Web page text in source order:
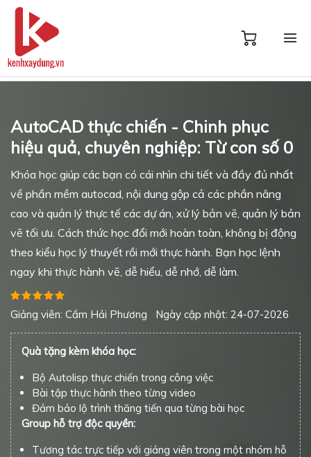
AutoCAD thực chiến - Chinh phục
hiệu quả, chuyên nghiệp: Từ con số 0
Khóa học giúp các bạn có cái nhìn chi tiết và đầy đủ nhất
về phần mềm autocad, nội dung gộp cả các phần nâng
cao và quản lý thực tế các dự án, xử lý bản vẽ, quản lý bản
vẽ tối ưu. Cách thức học đổi mới hoàn toàn, không bị động
theo kiểu học lý thuyết rồi mới thực hành. Bạn học lệnh
ngay khi thực hành vẽ, dễ hiểu, dễ nhớ, dễ làm.
Giảng viên: Cầm Hải Phương Ngày cập nhật: 24-07-2026
Quà tặng kèm khóa học:
Bộ Autolisp thực chiến trong công việc
Bài tập thực hành theo từng video
Đảm bảo lộ trình thăng tiến qua từng bài học
Group hỗ trợ độc quyền:
Tương tác trực tiếp với giảng viên trong một nhóm hỗ